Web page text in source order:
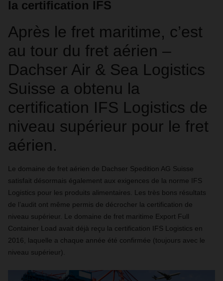
la certification IFS
Après le fret maritime, c’est
au tour du fret aérien –
Dachser Air & Sea Logistics
Suisse a obtenu la
certification IFS Logistics de
niveau supérieur pour le fret
aérien.
Le domaine de fret aérien de Dachser Spedition AG Suisse
satisfait désormais également aux exigences de la norme IFS
Logistics pour les produits alimentaires. Les très bons résultats
de l’audit ont même permis de décrocher la certification de
niveau supérieur. Le domaine de fret maritime Export Full
Container Load avait déjà reçu la certification IFS Logistics en
2016, laquelle a chaque année été confirmée (toujours avec le
niveau supérieur).